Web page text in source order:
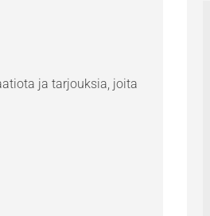
ja tarjouksia, joita